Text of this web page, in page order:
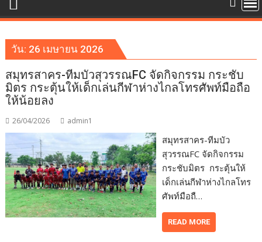
วัน: 26 เมษายน 2026
สมุทรสาคร-ทีมบัวสุวรรณFC จัดกิจกรรม กระชับ
มิตร กระตุ้นให้เด็กเล่นกีฬาห่างไกลโทรศัพท์มือถือ
ให้น้อยลง
26/04/2026 admin1
สมุทรสาคร-ทีมบัว
สุวรรณFC จัดกิจกรรม
กระชับมิตร กระตุ้นให้
เด็กเล่นกีฬาห่างไกลโทร
ศัพท์มือถื…
READ MORE